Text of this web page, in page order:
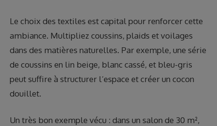
Le choix des textiles est capital pour renforcer cette
ambiance. Multipliez coussins, plaids et voilages
dans des matières naturelles. Par exemple, une série
de coussins en lin beige, blanc cassé, et bleu-gris
peut suffire à structurer l’espace et créer un cocon
douillet.
Un très bon exemple vécu : dans un salon de 30 m²,